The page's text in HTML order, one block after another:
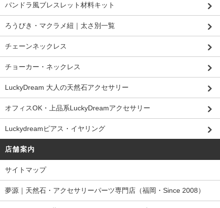
パンドラ風ブレスレット材料キット
ろうびき・マクラメ紐｜太さ別一覧
チェーンネックレス
チョーカー・ネックレス
LuckyDream 大人の天然石アクセサリー
オフィスOK・上品系LuckyDreamアクセサリー
Luckydreamピアス・イヤリング
店舗案内
サイトマップ
夢源｜天然石・アクセサリーパーツ専門店（福岡・Since 2008）